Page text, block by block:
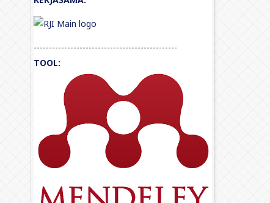
-----------------------------------------------
TOOL: